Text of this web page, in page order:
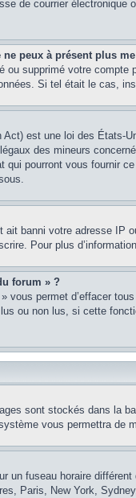
de courrier
peux à présent plus
ou supprimé votre
Si tel était le cas,
est une loi des États-
des mineurs
pourront vous fournir
ait banni votre adresse
Pour plus
forum » ?
vous permet d’effacer
ou non lus, si cette
sont stockés dans la
vous permettra de
un fuseau horaire
Paris, New York,